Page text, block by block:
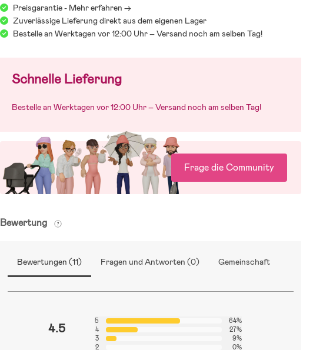
Preisgarantie - Mehr erfahren ->
Zuverlässige Lieferung direkt aus dem eigenen Lager
Bestelle an Werktagen vor 12:00 Uhr – Versand noch am selben Tag!
Schnelle Lieferung
Bestelle an Werktagen vor 12:00 Uhr – Versand noch am selben Tag!
Frage die Community
Bewertung
Bewertungen (11) Fragen und Antworten (0) Gemeinschaft
4.5 5
64%
4
27%
3
9%
2
0%